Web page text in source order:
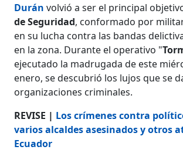
Durán volvió a ser el principal
de Seguridad, conformado por
en su lucha contra las bandas
en la zona. Durante el operativo "
ejecutado la madrugada de este
enero, se descubrió los lujos que se
organizaciones criminales.
REVISE | Los crímenes contra
varios alcaldes asesinados y otros
Ecuador